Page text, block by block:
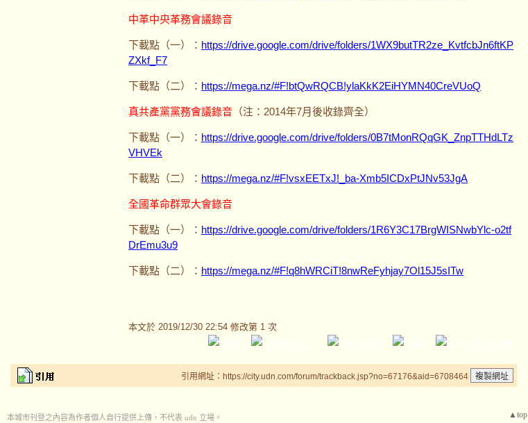
中革中央革務會議錄音
下載點（一）： https://drive.google.com/drive/folders/1WX9butTR2ze_KvtfcbJn6ftKP
ZXkf_F7
下載點（二）： https://mega.nz/#F!btQwRQCB!ylaKkK2EiHYMN40CreVUoQ
真共產黨黨務會議錄音 （注：2014年7月後收錄齊全）
下載點（一）： https://drive.google.com/drive/folders/0B7tMonRQqGK_ZnpTTHdLTz
VHVEk
下載點（二）： https://mega.nz/#F!vsxEETxJ!_ba-Xmb5ICDxPtJNv53JgA
全國革命群眾大會錄音
下載點（一）： https://drive.google.com/drive/folders/1R6Y3C17BrgWISNwbYlc-o2tf
DrEmu3u9
下載點（二）： https://mega.nz/#F!q8hWRCiT!8nwReFyhjay7Ol15J5sITw
本文於 2019/12/30 22:54 修改第 1 次
引用網址：https://city.udn.com/forum/trackback.jsp?no=67176&aid=6708464
▲top
本城市刊登之內容為作者個人自行提供上傳，不代表 udn 立場。